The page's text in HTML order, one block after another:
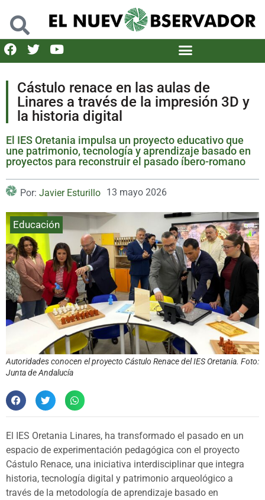
Cástulo renace en las aulas de
Linares a través de la impresión 3D y
la historia digital
El IES Oretania impulsa un proyecto educativo que
une patrimonio, tecnología y aprendizaje basado en
proyectos para reconstruir el pasado íbero-romano
Por: Javier Esturillo 13 mayo 2026
Educación
Autoridades conocen el proyecto Cástulo Renace del IES Oretania. Foto:
Junta de Andalucía
El IES Oretania Linares, ha transformado el pasado en un
espacio de experimentación pedagógica con el proyecto
Cástulo Renace, una iniciativa interdisciplinar que integra
historia, tecnología digital y patrimonio arqueológico a
través de la metodología de aprendizaje basado en